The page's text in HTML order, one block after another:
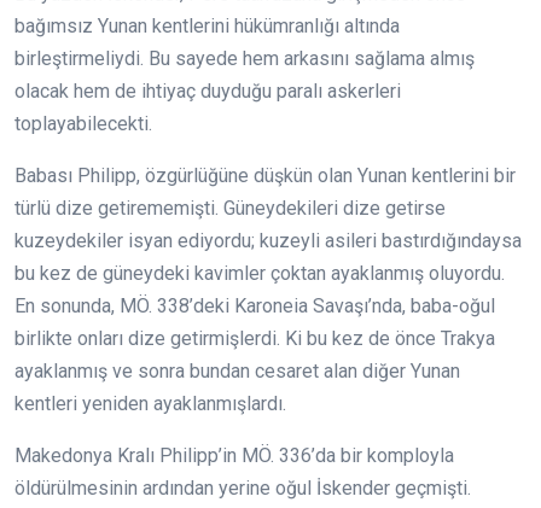
bağımsız Yunan kentlerini hükümranlığı altında
birleştirmeliydi. Bu sayede hem arkasını sağlama almış
olacak hem de ihtiyaç duyduğu paralı askerleri
toplayabilecekti.
Babası Philipp, özgürlüğüne düşkün olan Yunan kentlerini bir
türlü dize getirememişti. Güneydekileri dize getirse
kuzeydekiler isyan ediyordu; kuzeyli asileri bastırdığındaysa
bu kez de güneydeki kavimler çoktan ayaklanmış oluyordu.
En sonunda, MÖ. 338’deki Karoneia Savaşı’nda, baba-oğul
birlikte onları dize getirmişlerdi. Ki bu kez de önce Trakya
ayaklanmış ve sonra bundan cesaret alan diğer Yunan
kentleri yeniden ayaklanmışlardı.
Makedonya Kralı Philipp’in MÖ. 336’da bir komployla
öldürülmesinin ardından yerine oğul İskender geçmişti.